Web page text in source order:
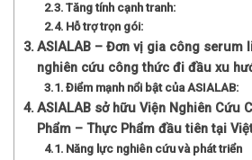
Tăng tính cạnh tranh:
Hỗ trợ trọn gói:
ASIALAB – Đơn vị gia công serum
nghiên cứu công thức đi đầu xu
Điểm mạnh nổi bật của ASIALAB:
ASIALAB sở hữu Viện Nghiên Cứu
Phẩm – Thực Phẩm đầu tiên tại
Năng lực nghiên cứu và phát triển